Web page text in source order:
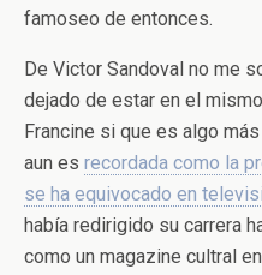
famoseo de entonces.
De Victor Sandoval no me
dejado de estar en el
Francine si que es algo
aun es recordada como la
se ha equivocado en
había redirigido su carrera
como un magazine cultral